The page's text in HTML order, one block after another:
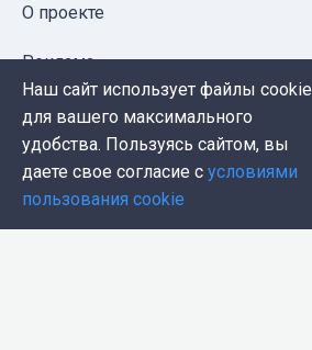
О проекте
Реклама
Публичная оферта
Политика конфиденциальности
Контакты
Наш сайт использует файлы cookie
для вашего максимального
удобства. Пользуясь сайтом, вы
даете свое согласие с условиями
пользования cookie